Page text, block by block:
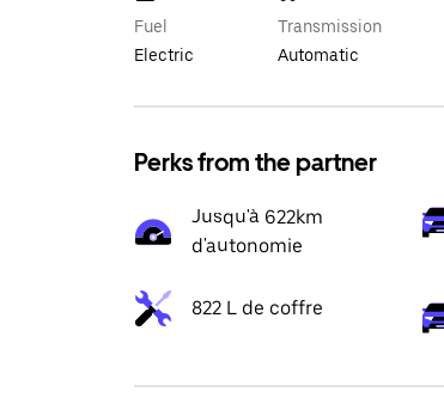
Fuel
Electric
Transmission
Automatic
Perks from the partner
Jusqu'à 622km
d'autonomie
822 L de coffre